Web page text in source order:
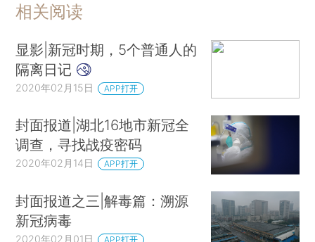
相关阅读
显影|新冠时期，5个普通人的
隔离日记
2020年02月15日 APP打开
封面报道|湖北16地市新冠全
调查，寻找战疫密码
2020年02月14日 APP打开
封面报道之三|解毒篇：溯源
新冠病毒
2020年02月01日 APP打开